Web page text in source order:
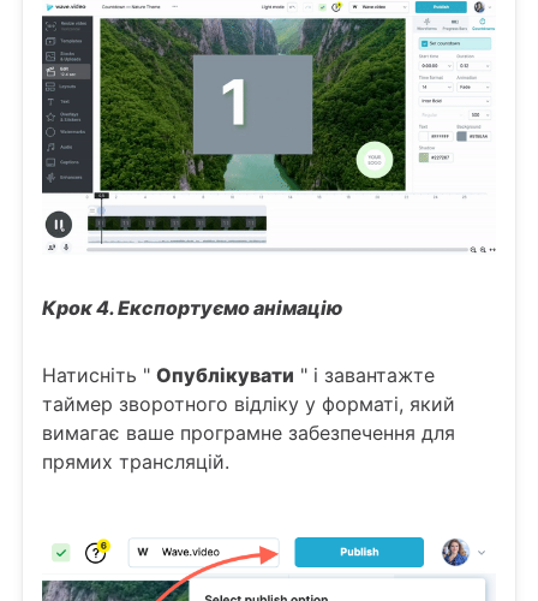
Крок 4. Експортуємо анімацію
Натисніть " Опублікувати " і завантажте
таймер зворотного відліку у форматі, який
вимагає ваше програмне забезпечення для
прямих трансляцій.